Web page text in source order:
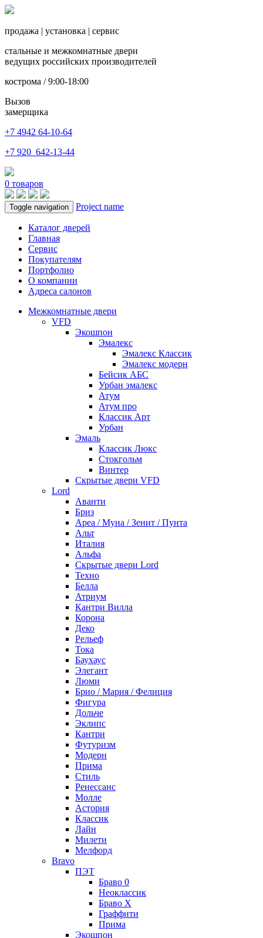
продажа | установка | сервис
стальные и межкомнатные двери
ведущих российских производителей
кострома / 9:00-18:00
Вызов
замерщика
+7 4942 64-10-64
+7 920 642-13-44
0 товаров
Toggle navigation Project name
Каталог дверей
Главная
Сервис
Покупателям
Портфолио
О компании
Адреса салонов
Межкомнатные двери
VFD
Экошпон
Эмалекс
Эмалекс Классик
Эмалекс модерн
Бейсик АБС
Урбан эмалекс
Атум
Атум про
Классик Арт
Урбан
Эмаль
Классик Люкс
Стокгольм
Винтер
Скрытые двери VFD
Lord
Аванти
Бриз
Ареа / Муна / Зенит / Пунта
Альт
Италия
Альфа
Скрытые двери Lord
Техно
Белла
Атриум
Кантри Вилла
Корона
Деко
Рельеф
Тока
Баухаус
Элегант
Люми
Брио / Мария / Фелиция
Фигура
Дольче
Эклипс
Кантри
Футуризм
Модерн
Прима
Стиль
Ренессанс
Молле
Астория
Классик
Лайн
Милети
Мелфорд
Bravo
ПЭТ
Браво 0
Неоклассик
Браво Х
Граффити
Прима
Экошпон